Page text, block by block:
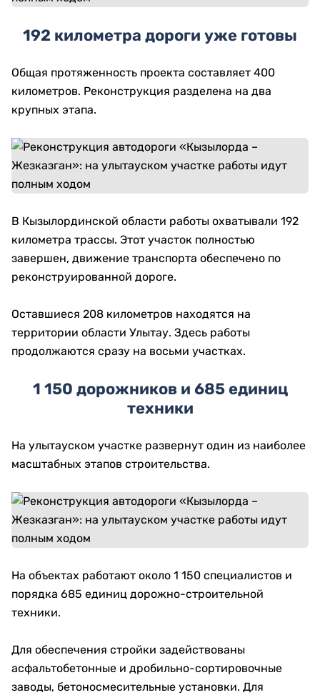
192 километра дороги уже готовы
Общая протяженность проекта составляет 400
километров. Реконструкция разделена на два
крупных этапа.
В Кызылординской области работы охватывали 192
километра трассы. Этот участок полностью
завершен, движение транспорта обеспечено по
реконструированной дороге.
Оставшиеся 208 километров находятся на
территории области Улытау. Здесь работы
продолжаются сразу на восьми участках.
1 150 дорожников и 685 единиц
техники
На улытауском участке развернут один из наиболее
масштабных этапов строительства.
На объектах работают около 1 150 специалистов и
порядка 685 единиц дорожно-строительной
техники.
Для обеспечения стройки задействованы
асфальтобетонные и дробильно-сортировочные
заводы, бетоносмесительные установки. Для